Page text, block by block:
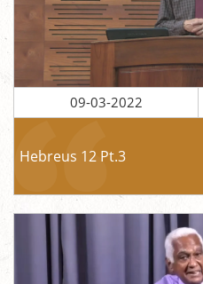
09-03-2022
Hebreus 12 Pt.3